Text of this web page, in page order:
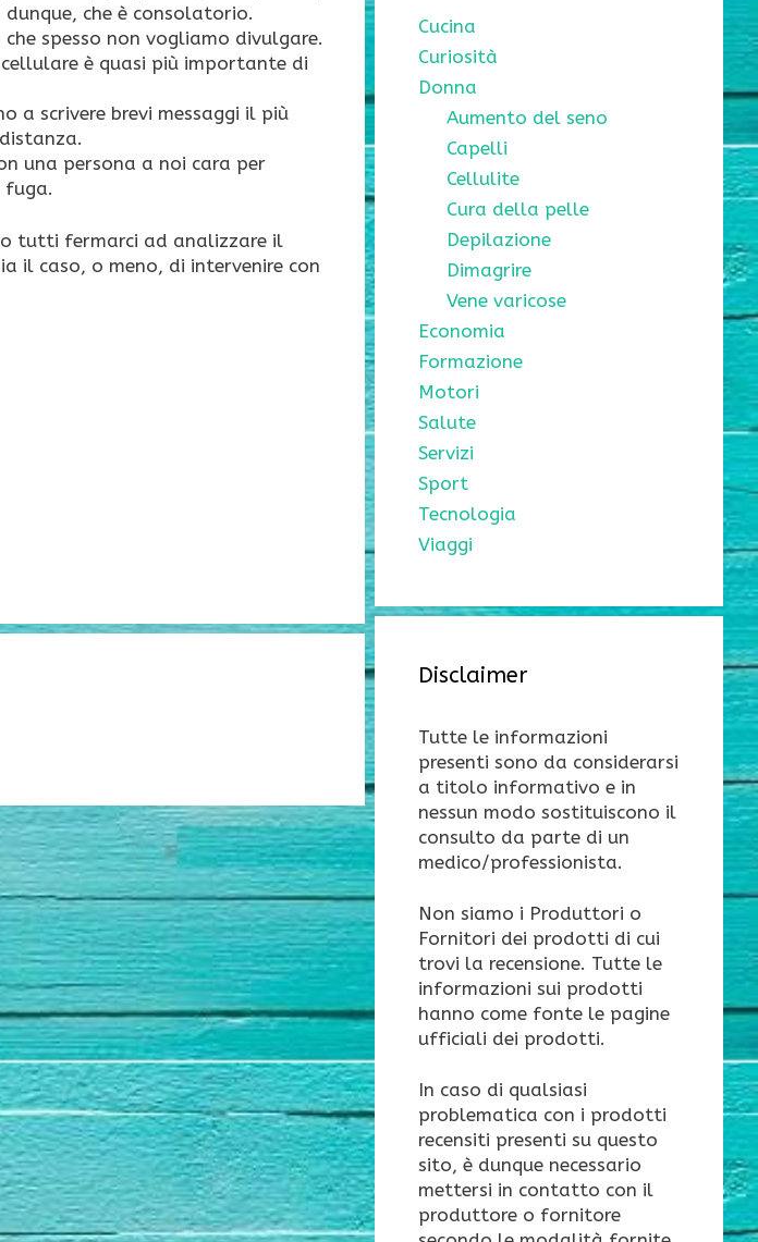
che è consolatorio.
spesso non vogliamo divulgare.
è quasi più importante di
a scrivere brevi messaggi il più
una persona a noi cara per
fuga.
tutti fermarci ad analizzare il
il caso, o meno, di intervenire con
Cucina
Curiosità
Donna
Aumento del seno
Capelli
Cellulite
Cura della pelle
Depilazione
Dimagrire
Vene varicose
Economia
Formazione
Motori
Salute
Servizi
Sport
Tecnologia
Viaggi
Disclaimer
Tutte le informazioni
presenti sono da considerarsi
a titolo informativo e in
nessun modo sostituiscono il
consulto da parte di un
medico/professionista.
Non siamo i Produttori o
Fornitori dei prodotti di cui
trovi la recensione. Tutte le
informazioni sui prodotti
hanno come fonte le pagine
ufficiali dei prodotti.
In caso di qualsiasi
problematica con i prodotti
recensiti presenti su questo
sito, è dunque necessario
mettersi in contatto con il
produttore o fornitore